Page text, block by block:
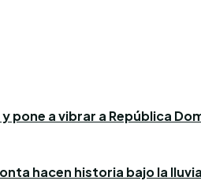
pone a vibrar a República
hacen historia bajo la